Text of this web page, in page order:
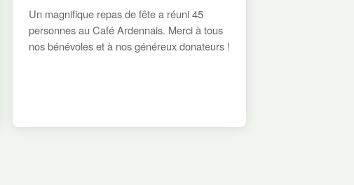
Un magnifique repas de fête a réuni 45
personnes au Café Ardennais. Merci à tous
nos bénévoles et à nos généreux donateurs !